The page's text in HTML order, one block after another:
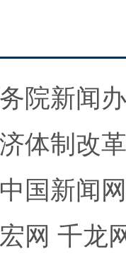
院新闻
体制改
中国新闻网
网 千龙